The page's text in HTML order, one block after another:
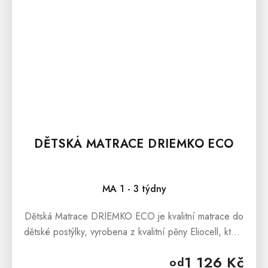
DĚTSKÁ MATRACE DRIEMKO ECO
MA 1 - 3 týdny
od1 126 Kč
Dětská Matrace DRIEMKO ECO je kvalitní matrace do
dětské postýlky, vyrobena z kvalitní pěny Eliocell, která